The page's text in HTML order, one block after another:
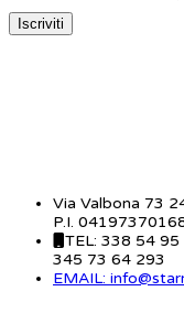
Via Valbona 73
P.I.
TEL: 338 54 95
345 73 64 293
EMAIL: